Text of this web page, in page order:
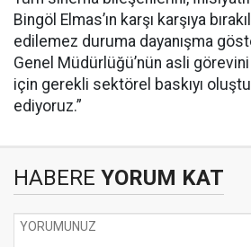
Bingöl Elmas’ın karşı karşıya
edilemez duruma dayanışma
Genel Müdürlüğü’nün asli
için gerekli sektörel baskıyı
ediyoruz.”
HABERE YORUM KAT